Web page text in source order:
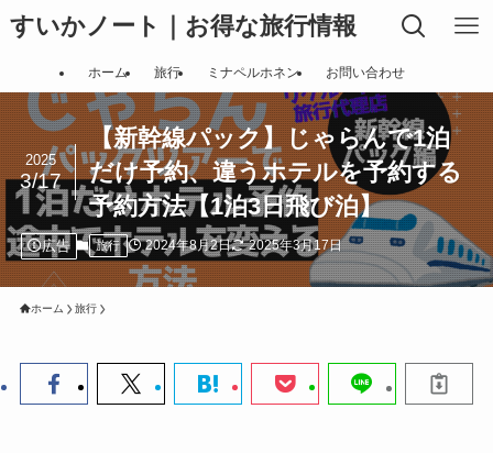
すいかノート｜お得な旅行情報
ホーム 旅行 ミナペルホネン お問い合わせ
【新幹線パック】じゃらんで1泊
だけ予約、違うホテルを予約する
予約方法【1泊3日飛び泊】
2025
3/17
広告 旅行 2024年8月2日 2025年3月17日
ホーム 旅行